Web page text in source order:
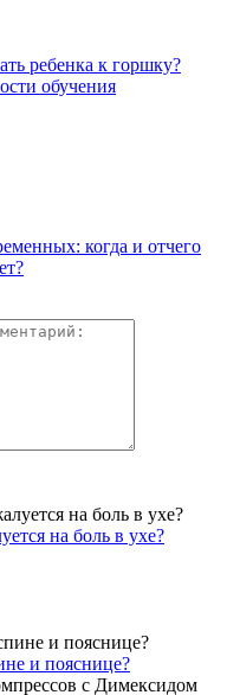
ребенка к горшку?
обучения
когда и отчего
на боль в ухе?
и пояснице?